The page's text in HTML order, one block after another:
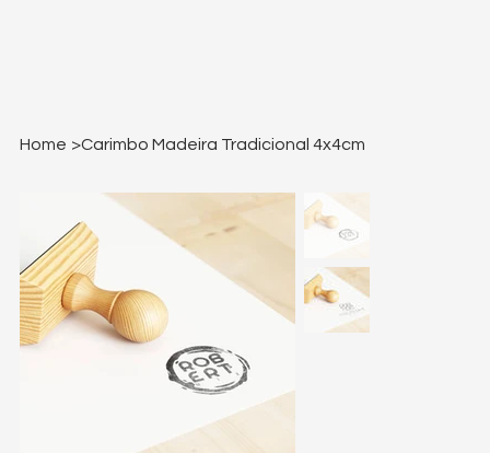
Home >Carimbo Madeira Tradicional 4x4cm